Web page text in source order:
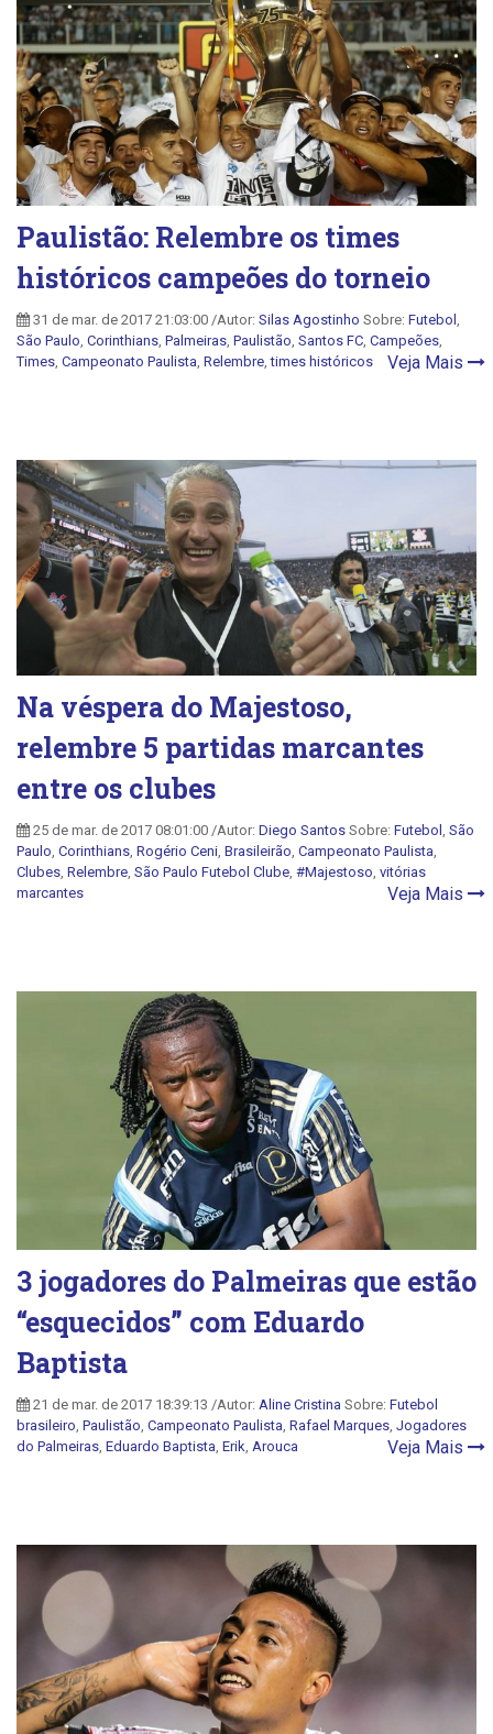
Paulistão: Relembre os times
históricos campeões do torneio
31 de mar. de 2017 21:03:00 /Autor: Silas Agostinho Sobre: Futebol
São Paulo Corinthians Palmeiras Paulistão Santos FC Campeões
Times Campeonato Paulista Relembre ,times históricos Veja Mais
Na véspera do Majestoso,
relembre 5 partidas marcantes
entre os clubes
25 de mar. de 2017 08:01:00 /Autor: Diego Santos Sobre: Futebol
São
Paulo Corinthians Rogério Ceni Brasileirão Campeonato Paulista
Clubes Relembre São Paulo Futebol Clube #Majestoso vitórias
marcantes
Veja Mais
3 jogadores do Palmeiras que estão
“esquecidos” com Eduardo
Baptista
21 de mar. de 2017 18:39:13 /Autor: Aline Cristina Sobre: Futebol
brasileiro Paulistão Campeonato Paulista Rafael Marques Jogadores
do Palmeiras Eduardo Baptista Erik Arouca Veja Mais